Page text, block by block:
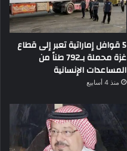
5 قوافل إماراتية تعبر إلى قطاع
غزة محملة بـ792 طناً من
المساعدات الإنسانية
منذ 4 أسابيع